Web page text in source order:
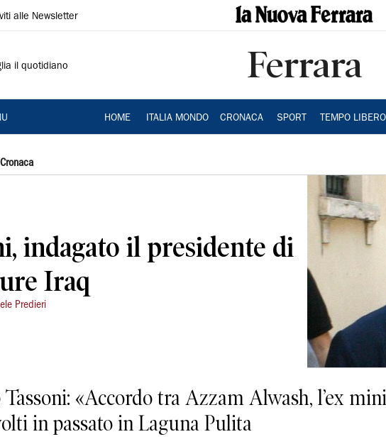
alle Newsletter
il quotidiano Ferrara
HOME ITALIA MONDO CRONACA SPORT TEMPO LIBERO
Cronaca
indagato il presidente di
Iraq
Predieri
«Accordo tra Azzam Alwash, l’ex
in passato in Laguna Pulita